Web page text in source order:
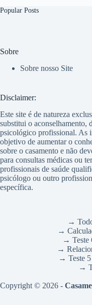
Popular Posts
Sobre
Sobre nosso Site
Disclaimer:
Este site é de natureza
substitui o aconselhamento,
psicológico profissional. As
objetivo de aumentar o
sobre o casamento e não
para consultas médicas ou
profissionais de saúde
psicólogo ou outro
específica.
→
→
→ Teste
→
→ Teste
→
Copyright © 2026 -